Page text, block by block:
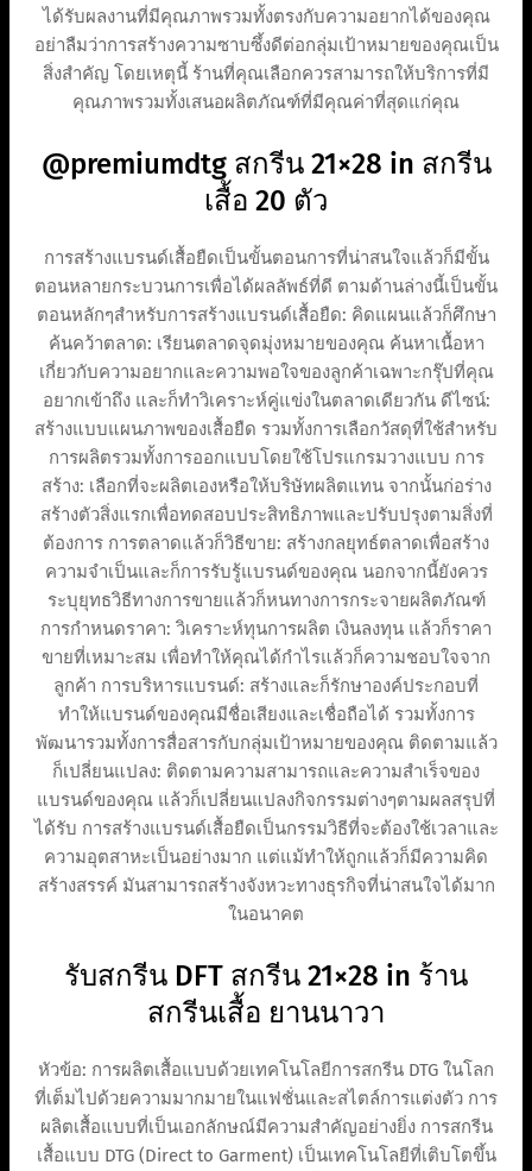
ได้รับผลงานที่มีคุณภาพรวมทั้งตรงกับความอยากได้ของคุณ
อย่าลืมว่าการสร้างความซาบซึ้งดีต่อกลุ่มเป้าหมายของคุณเป็น
สิ่งสำคัญ โดยเหตุนี้ ร้านที่คุณเลือกควรสามารถให้บริการที่มี
คุณภาพรวมทั้งเสนอผลิตภัณฑ์ที่มีคุณค่าที่สุดแก่คุณ
@premiumdtg สกรีน 21×28 in สกรีน
เสื้อ 20 ตัว
การสร้างแบรนด์เสื้อยืดเป็นขั้นตอนการที่น่าสนใจแล้วก็มีขั้น
ตอนหลายกระบวนการเพื่อได้ผลลัพธ์ที่ดี ตามด้านล่างนี้เป็นขั้น
ตอนหลักๆสำหรับการสร้างแบรนด์เสื้อยืด: คิดแผนแล้วก็ศึกษา
ค้นคว้าตลาด: เรียนตลาดจุดมุ่งหมายของคุณ ค้นหาเนื้อหา
เกี่ยวกับความอยากและความพอใจของลูกค้าเฉพาะกรุ๊ปที่คุณ
อยากเข้าถึง และก็ทำวิเคราะห์คู่แข่งในตลาดเดียวกัน ดีไซน์:
สร้างแบบแผนภาพของเสื้อยืด รวมทั้งการเลือกวัสดุที่ใช้สำหรับ
การผลิตรวมทั้งการออกแบบโดยใช้โปรแกรมวางแบบ การ
สร้าง: เลือกที่จะผลิตเองหรือให้บริษัทผลิตแทน จากนั้นก่อร่าง
สร้างตัวสิ่งแรกเพื่อทดสอบประสิทธิภาพและปรับปรุงตามสิ่งที่
ต้องการ การตลาดแล้วก็วิธีขาย: สร้างกลยุทธ์ตลาดเพื่อสร้าง
ความจำเป็นและก็การรับรู้แบรนด์ของคุณ นอกจากนี้ยังควร
ระบุยุทธวิธีทางการขายแล้วก็หนทางการกระจายผลิตภัณฑ์
การกำหนดราคา: วิเคราะห์ทุนการผลิต เงินลงทุน แล้วก็ราคา
ขายที่เหมาะสม เพื่อทำให้คุณได้กำไรแล้วก็ความชอบใจจาก
ลูกค้า การบริหารแบรนด์: สร้างและก็รักษาองค์ประกอบที่
ทำให้แบรนด์ของคุณมีชื่อเสียงและเชื่อถือได้ รวมทั้งการ
พัฒนารวมทั้งการสื่อสารกับกลุ่มเป้าหมายของคุณ ติดตามแล้ว
ก็เปลี่ยนแปลง: ติดตามความสามารถและความสำเร็จของ
แบรนด์ของคุณ แล้วก็เปลี่ยนแปลงกิจกรรมต่างๆตามผลสรุปที่
ได้รับ การสร้างแบรนด์เสื้อยืดเป็นกรรมวิธีที่จะต้องใช้เวลาและ
ความอุตสาหะเป็นอย่างมาก แต่แม้ทำให้ถูกแล้วก็มีความคิด
สร้างสรรค์ มันสามารถสร้างจังหวะทางธุรกิจที่น่าสนใจได้มาก
ในอนาคต
รับสกรีน DFT สกรีน 21×28 in ร้าน
สกรีนเสื้อ ยานนาวา
หัวข้อ: การผลิตเสื้อแบบด้วยเทคโนโลยีการสกรีน DTG ในโลก
ที่เต็มไปด้วยความมากมายในแฟชั่นและสไตล์การแต่งตัว การ
ผลิตเสื้อแบบที่เป็นเอกลักษณ์มีความสำคัญอย่างยิ่ง การสกรีน
เสื้อแบบ DTG (Direct to Garment) เป็นเทคโนโลยีที่เติบโตขึ้น